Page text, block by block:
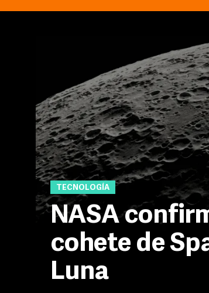
TECNOLOGÍA
NASA
cohete de
Luna